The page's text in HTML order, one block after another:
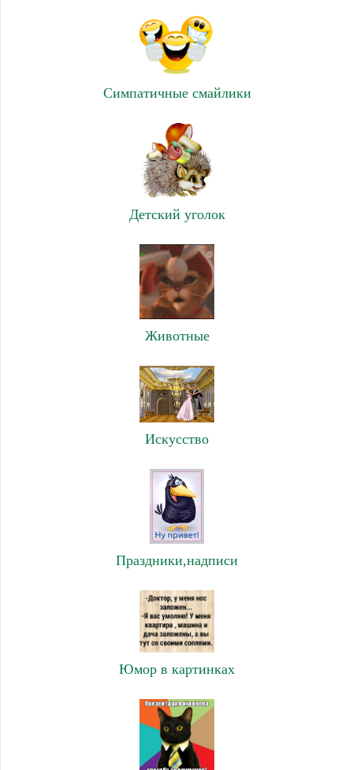
Симпатичные смайлики
Детский уголок
Животные
Искусство
Праздники,надписи
Юмор в картинках